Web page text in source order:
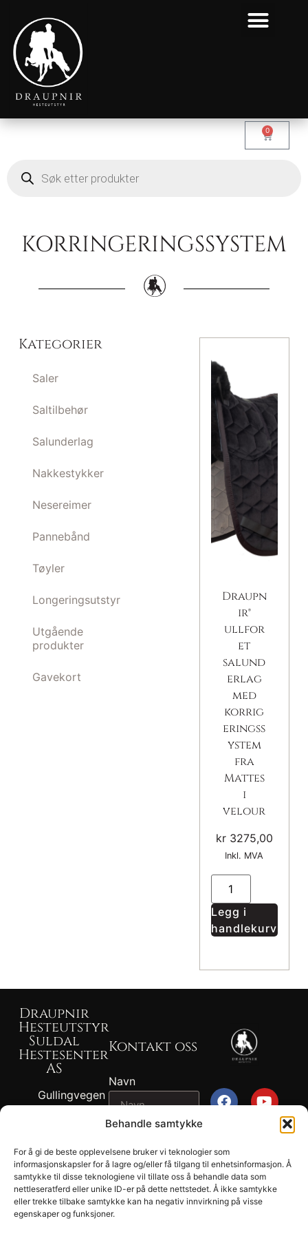
Behandle samtykke
For å gi de beste opplevelsene bruker vi teknologier som
informasjonskapsler for å lagre og/eller få tilgang til enhetsinformasjon. Å
samtykke til disse teknologiene vil tillate oss å behandle data som
nettleseratferd eller unike ID-er på dette nettstedet. Å ikke samtykke
eller trekke tilbake samtykke kan ha negativ innvirkning på visse
egenskaper og funksjoner.
0
KORRINGERINGSSYSTEM
Kategorier
Saler
Saltilbehør
Salunderlag
Nakkestykker
Nesereimer
Pannebånd
Tøyler
Longeringsutstyr
Utgående
produkter
Gavekort
Draupn
ir®
ullfor
et
salund
erlag
med
korrig
eringss
ystem
fra
Mattes
i
velour
kr3275,00
Inkl. MVA
Legg i
handlekurv
Draupnir
Hesteutstyr
Suldal
Hestesenter
AS
Gullingvegen
917 82 767 -
John
Ragnvald
Ness
902 04 694 -
2026
Draupnir® -
Suldal
Kontakt oss
Navn
Epost
Melding